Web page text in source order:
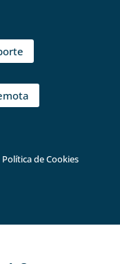
Política de Cookies